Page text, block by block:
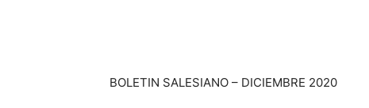
BOLETIN SALESIANO – DICIEMBRE 2020